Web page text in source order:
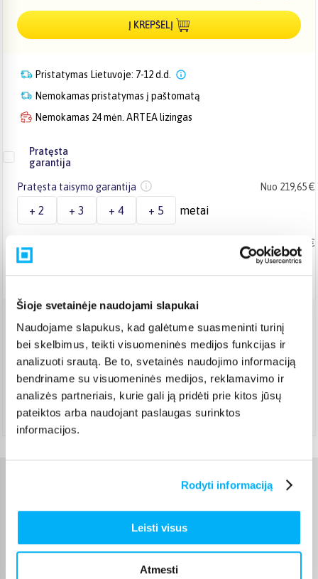
Šioje svetainėje naudojami slapukai
Naudojame slapukus, kad galėtume suasmeninti turinį
bei skelbimus, teikti visuomeninės medijos funkcijas ir
analizuoti srautą. Be to, svetainės naudojimo informaciją
bendriname su visuomeninės medijos, reklamavimo ir
analizės partneriais, kurie gali ją pridėti prie kitos jūsų
pateiktos arba naudojant paslaugas surinktos
informacijos.
Rodyti informaciją
Leisti visus
Atmesti
Į KREPŠELĮ
Pristatymas Lietuvoje: 7-12 d.d.
Nemokamas pristatymas į paštomatą
Nemokamas 24 mėn. ARTEA lizingas
Pratęsta
garantija
Pratęsta taisymo garantija Nuo 219,65 €
+ 2 + 3 + 4 + 5 metai
Nuo 280,97 €
+ 2
Venipak kurjeris 3,99 €)
Rugpjūtis 17d. - Rugpjūtis 24d.
DPD kurjeris (4,99 €)
Rugpjūtis 17d. - Rugpjūtis 24d.
Atsiėmimas Veiverių g. 171, Kaunas (1,99 €)
Rugpjūtis 17d. - Rugpjūtis 24d.
Kiti
25" - 27"